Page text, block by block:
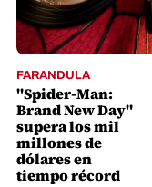
FARANDULA
"Spider-Man:
Brand New Day"
supera los mil
millones de
dólares en
tiempo récord